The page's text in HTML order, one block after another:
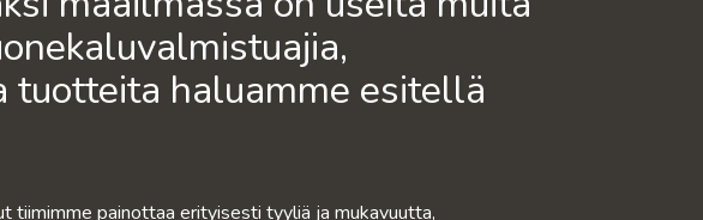
tuotteita haluamme esitellä